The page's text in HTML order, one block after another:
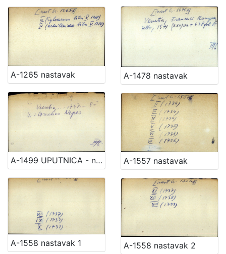
A-1265 nastavak A-1478 nastavak
A-1499 UPUTNICA - nast. A-1557 nastavak
A-1558 nastavak 1 A-1558 nastavak 2